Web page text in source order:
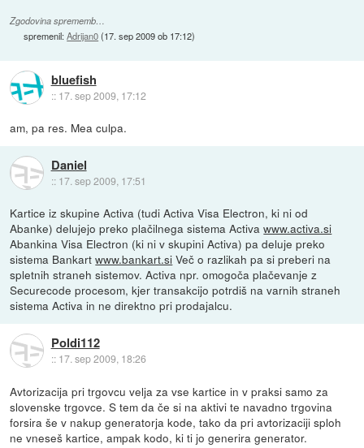
Zgodovina sprememb…
spremenil:Adrijan0(17. sep 2009 ob 17:12)
bluefish
:: 17. sep 2009, 17:12
am, pa res. Mea culpa.
Daniel
:: 17. sep 2009, 17:51
Kartice iz skupine Activa (tudi Activa Visa Electron, ki ni od
Abanke) delujejo preko plačilnega sistema Activawww.activa.si
Abankina Visa Electron (ki ni v skupini Activa) pa deluje preko
sistema Bankartwww.bankart.si Več o razlikah pa si preberi na
spletnih straneh sistemov. Activa npr. omogoča plačevanje z
Securecode procesom, kjer transakcijo potrdiš na varnih straneh
sistema Activa in ne direktno pri prodajalcu.
Poldi112
:: 17. sep 2009, 18:26
Avtorizacija pri trgovcu velja za vse kartice in v praksi samo za
slovenske trgovce. S tem da če si na aktivi te navadno trgovina
forsira še v nakup generatorja kode, tako da pri avtorizaciji sploh
ne vneseš kartice, ampak kodo, ki ti jo generira generator.